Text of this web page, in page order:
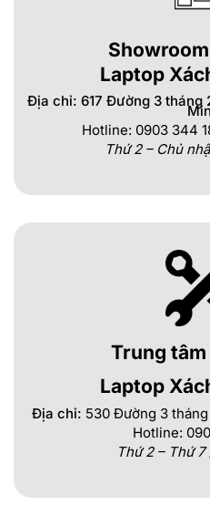
Laptop
Địa chỉ: 617 Đường 3 tháng
Hotline: 0903 344
Thứ 2 – Chủ
Trung
Laptop
Địa chỉ: 530 Đường 3
Hotline:
Thứ 2 – Thứ 7